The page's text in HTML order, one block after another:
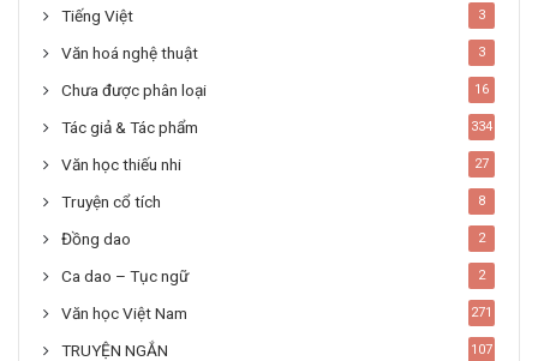
Tiếng Việt 3
Văn hoá nghệ thuật 3
Chưa được phân loại 16
Tác giả & Tác phẩm 334
Văn học thiếu nhi 27
Truyện cổ tích 8
Đồng dao 2
Ca dao – Tục ngữ 2
Văn học Việt Nam 271
TRUYỆN NGẮN 107